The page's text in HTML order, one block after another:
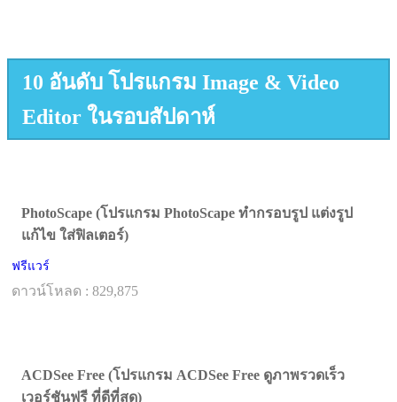
10 อันดับ โปรแกรม Image & Video
Editor ในรอบสัปดาห์
PhotoScape (โปรแกรม PhotoScape ทำกรอบรูป แต่งรูป
แก้ไข ใส่ฟิลเตอร์)
ฟรีแวร์
ดาวน์โหลด : 829,875
ACDSee Free (โปรแกรม ACDSee Free ดูภาพรวดเร็ว
เวอร์ชันฟรี ที่ดีที่สุด)